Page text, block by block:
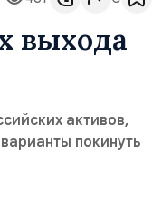
выхода
активов,
покинуть